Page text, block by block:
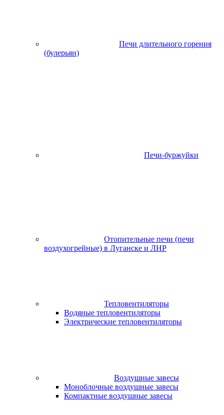
Печи длительного горения
(булерьян)
Печи-буржуйки
Отопительные печи (печи
воздухогрейные) в Луганске и ЛНР
Тепловентиляторы
Водяные тепловентиляторы
Электрические тепловентиляторы
Воздушные завесы
Моноблочные воздушные завесы
Компактные воздушные завесы